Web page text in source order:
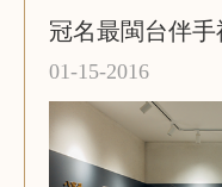
冠名最閩台伴
01-15-2016